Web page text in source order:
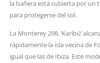
la bañera está cubierta por
para protegerse del sol.
La Monterey 298, ‘Karibú’
rápidamente la isla vecina de
igual que las de Ibiza. Este